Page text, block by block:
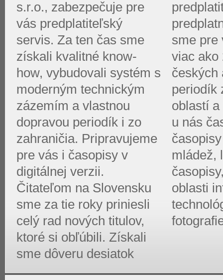
s.r.o., zabezpečuje pre
vás predplatiteľský
servis. Za ten čas sme
získali kvalitné know-
how, vybudovali systém s
moderným technickým
zázemím a vlastnou
dopravou periodík i zo
zahraničia. Pripravujeme
pre vás i časopisy v
digitálnej verzii.
Čitateľom na Slovensku
sme za tie roky priniesli
celý rad nových titulov,
ktoré si obľúbili. Získali
sme dôveru desiatok
sme pre
viac ako
českých
periodík
oblastí a
u nás
mládež,
oblasti